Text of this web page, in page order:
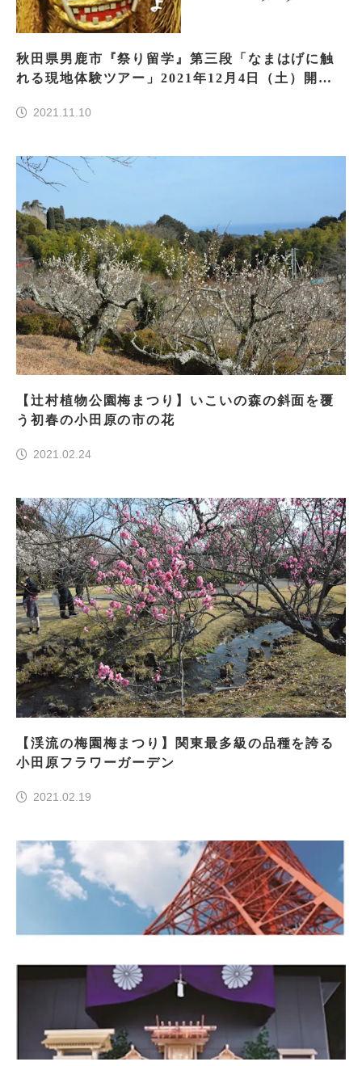
秋田県男鹿市『祭り留学』第三段「なまはげに触
れる現地体験ツアー」2021年12月4日（土）開
し、男鹿地域との関りを深化～
2021.11.10
【辻村植物公園梅まつり】いこいの森の斜面を覆
う初春の小田原の市の花
2021.02.24
【渓流の梅園梅まつり】関東最多級の品種を誇る
小田原フラワーガーデン
2021.02.19